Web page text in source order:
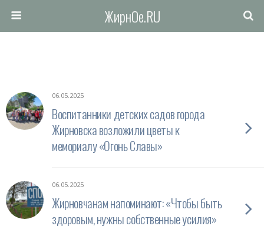
ЖирнОе.RU
06.05.2025
Воспитанники детских садов города
Жирновска возложили цветы к
мемориалу «Огонь Славы»
06.05.2025
Жирновчанам напоминают: «Чтобы быть
здоровым, нужны собственные усилия»